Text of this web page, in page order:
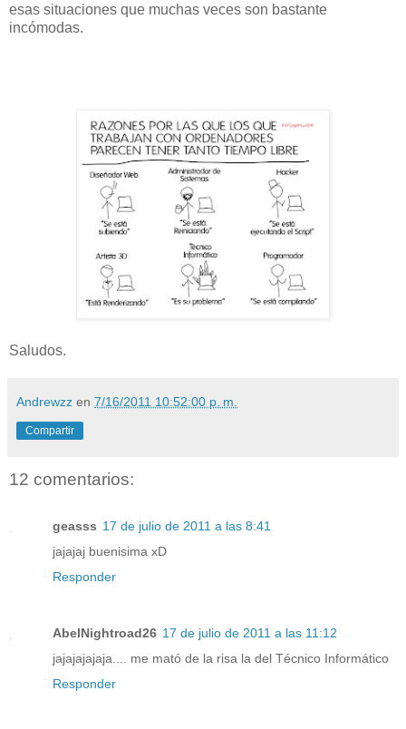
esas situaciones que muchas veces son bastante
incómodas.
Saludos.
Andrewzz en 7/16/2011 10:52:00 p. m.
Compartir
12 comentarios:
geasss 17 de julio de 2011 a las 8:41
jajajaj buenisima xD
Responder
AbelNightroad26 17 de julio de 2011 a las 11:12
jajajajajaja.... me mató de la risa la del Técnico Informático
Responder